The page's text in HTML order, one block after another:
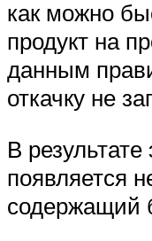
как можно
продукт на
данным
откачку не
В результате
появляется
содержащий